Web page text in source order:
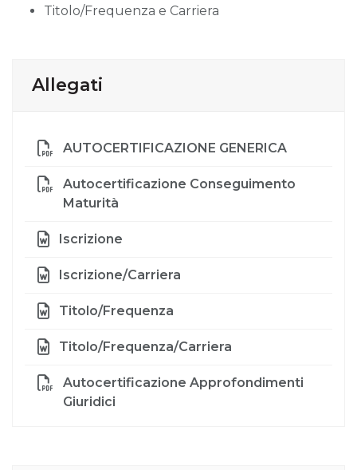
Titolo/Frequenza e Carriera
Allegati
AUTOCERTIFICAZIONE GENERICA
Autocertificazione Conseguimento
Maturità
Iscrizione
Iscrizione/Carriera
Titolo/Frequenza
Titolo/Frequenza/Carriera
Autocertificazione Approfondimenti
Giuridici